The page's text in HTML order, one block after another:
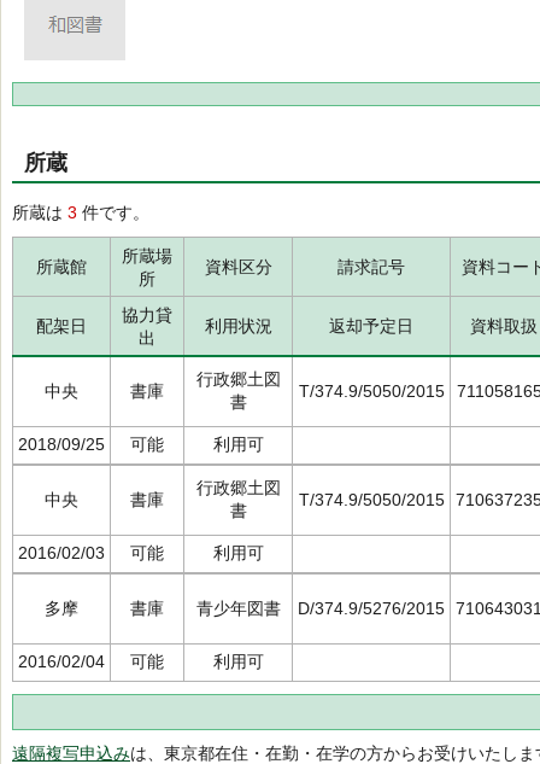
所蔵
所蔵は 3 件です。
所蔵館
所蔵場
所
資料区分 請求記号 資料コー
配架日
協力貸
出
利用状況 返却予定日 資料取扱
中央 書庫
行政郷土図
書
T/374.9/5050/2015
2018/09/25 可能 利用可
中央 書庫
行政郷土図
書
T/374.9/5050/2015
2016/02/03 可能 利用可
多摩 書庫 青少年図書 D/374.9/5276/2015
2016/02/04 可能 利用可
遠隔複写申込みは、東京都在住・在勤・在学の方からお受けいたしま